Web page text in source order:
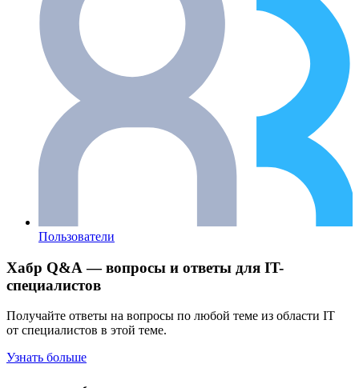
Пользователи
Хабр Q&A — вопросы и ответы для IT-
специалистов
Получайте ответы на вопросы по любой теме из области IT
от специалистов в этой теме.
Узнать больше